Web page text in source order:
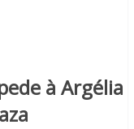
à Argélia